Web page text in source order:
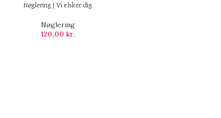
Nøglering | Vi elsker dig
Nøglering
120,00 kr.